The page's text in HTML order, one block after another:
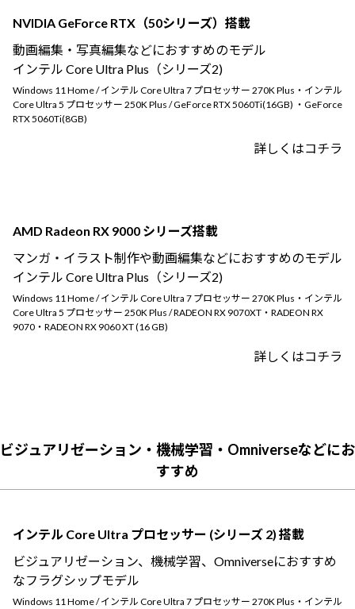
NVIDIA GeForce RTX（50シリーズ）搭載
動画編集・写真編集などにおすすめのモデル
インテル Core Ultra Plus（シリーズ2)
Windows 11 Home / インテル Core Ultra 7 プロセッサー 270K Plus・インテル
Core Ultra 5 プロセッサー 250K Plus / GeForce RTX 5060Ti(16GB) ・GeForce
RTX 5060Ti(8GB)
詳しくはコチラ
AMD Radeon RX 9000 シリーズ搭載
マンガ・イラスト制作や動画編集などにおすすめのモデル
インテル Core Ultra Plus（シリーズ2)
Windows 11 Home / インテル Core Ultra 7 プロセッサー 270K Plus・インテル
Core Ultra 5 プロセッサー 250K Plus / RADEON RX 9070XT・RADEON RX
9070・RADEON RX 9060 XT (16 GB)
詳しくはコチラ
ビジュアリゼーション・機械学習・Omniverseなどにお
すすめ
インテル Core Ultra プロセッサー (シリーズ 2) 搭載
ビジュアリゼーション、機械学習、Omniverseにおすすめ
なフラグシップモデル
Windows 11 Home / インテル Core Ultra 7 プロセッサー 270K Plus・インテル